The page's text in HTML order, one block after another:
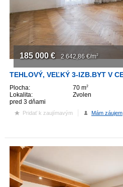
Plocha: 70 m2
Lokalita:
Zvolen
pred 3 dňami
185 000 € 2 642,86 €/m2
Pridať k zaujímavým Mám záujem